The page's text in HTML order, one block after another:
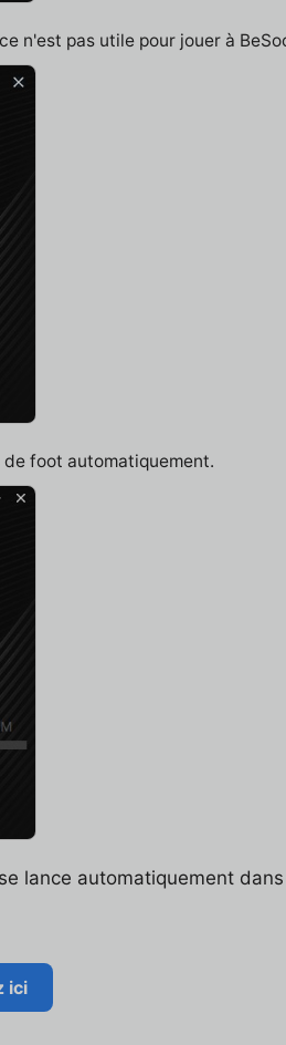
n'est pas utile pour jouer à
foot automatiquement.
se lance automatiquement
ici